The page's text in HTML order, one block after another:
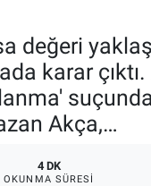
değeri
karar
Akça,…
4 DK
OKUNMA SÜRESI